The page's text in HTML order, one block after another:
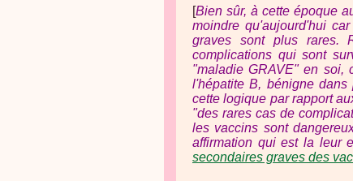
[Bien sûr, à cette époque
moindre qu'aujourd'hui
graves sont plus rares.
complications qui sont
"maladie GRAVE" en soi,
l'hépatite B, bénigne
cette logique par rapport
"des rares cas de
les vaccins sont
affirmation qui est la leur
secondaires graves des